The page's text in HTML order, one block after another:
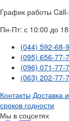
График работы
Пн-Пт: с 10:00 до
(044) 592-68-
(095) 656-77-
(096) 071-77-
(063) 202-77-
Контакты Доставка
сроков годности
Мы в соцсетях